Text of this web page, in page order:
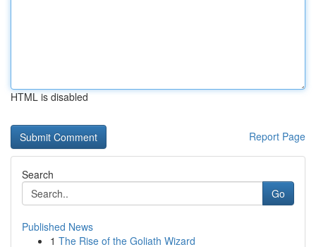
HTML is disabled
Report Page
Search
Go
Published News
1 The Rise of the Goliath Wizard